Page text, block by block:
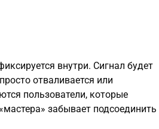
внутри. Сигнал будет
отваливается или
пользователи, которые
забывает подсоединить